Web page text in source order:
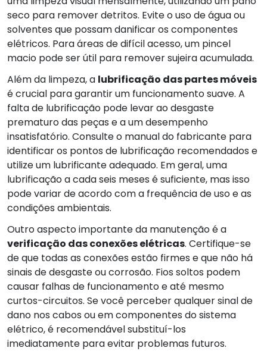
seco para remover detritos. Evite o uso de água ou
solventes que possam danificar os componentes
elétricos. Para áreas de difícil acesso, um pincel
macio pode ser útil para remover sujeira acumulada.
Além da limpeza, a lubrificação das partes móveis
é crucial para garantir um funcionamento suave. A
falta de lubrificação pode levar ao desgaste
prematuro das peças e a um desempenho
insatisfatório. Consulte o manual do fabricante para
identificar os pontos de lubrificação recomendados e
utilize um lubrificante adequado. Em geral, uma
lubrificação a cada seis meses é suficiente, mas isso
pode variar de acordo com a frequência de uso e as
condições ambientais.
Outro aspecto importante da manutenção é a
verificação das conexões elétricas. Certifique-se
de que todas as conexões estão firmes e que não há
sinais de desgaste ou corrosão. Fios soltos podem
causar falhas de funcionamento e até mesmo
curtos-circuitos. Se você perceber qualquer sinal de
dano nos cabos ou em componentes do sistema
elétrico, é recomendável substituí-los
imediatamente para evitar problemas futuros.